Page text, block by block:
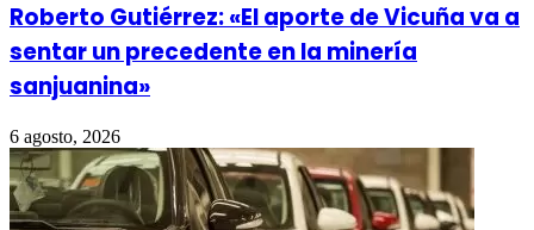
Roberto Gutiérrez: «El aporte de Vicuña va a
sentar un precedente en la minería
sanjuanina»
6 agosto, 2026